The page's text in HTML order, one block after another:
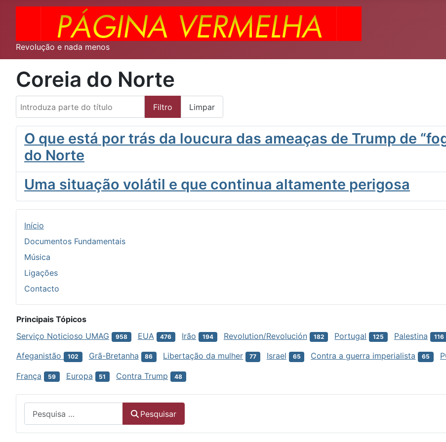
Revolução e nada menos
Coreia do Norte
Introduza parte do título
Filtro Limpar
O que está por trás da loucura das ameaças de Trump de
do Norte
Uma situação volátil e que continua altamente perigosa
Início
Documentos Fundamentais
Música
Ligações
Contacto
Principais Tópicos
Serviço Noticioso UMAG
958 EUA 476 Irão 194 Revolution/Revolución 182 Portugal 125 Palestina 116
Afeganistão 102 Grã-Bretanha 86 Libertação da mulher 77 Israel 65 Contra a guerra imperialista 65
França 59 Europa 51 Contra Trump 48
Pesquisar